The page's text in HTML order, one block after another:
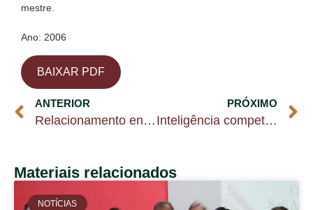
mestre.
Ano: 2006
BAIXAR PDF
ANTERIOR
Relacionamento entre webjornal Campo Grande News e os seus usuários
PRÓXIMO
Inteligência competitiva e Gestão da Informação Estratégica na Regulação do Serviço de Fornecimento de Energia Elétrica no Estado do Mato Grosso do Sul
Materiais relacionados
NOTÍCIAS